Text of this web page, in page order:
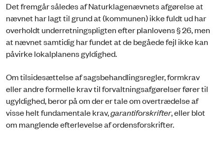
Det fremgår således af Naturklagenævnets afgørelse at
nævnet har lagt til grund at (kommunen) ikke fuldt ud har
overholdt underretningspligten efter planlovens § 26, men
at nævnet samtidig har fundet at de begåede fejl ikke kan
påvirke lokalplanens gyldighed.
Om tilsidesættelse af sagsbehandlingsregler, formkrav
eller andre formelle krav til forvaltningsafgørelser fører til
ugyldighed, beror på om der er tale om overtrædelse af
visse helt fundamentale krav,garantiforskrifter, eller blot
om manglende efterlevelse af ordensforskrifter.